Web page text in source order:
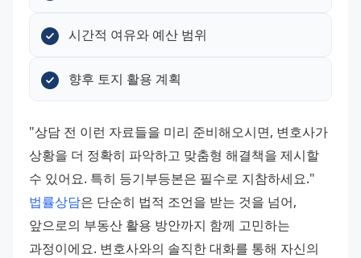
시간적 여유와 예산 범위
향후 토지 활용 계획
"상담 전 이런 자료들을 미리 준비해오시면, 변호사가
상황을 더 정확히 파악하고 맞춤형 해결책을 제시할
수 있어요. 특히 등기부등본은 필수로 지참하세요."
법률상담은 단순히 법적 조언을 받는 것을 넘어,
앞으로의 부동산 활용 방안까지 함께 고민하는
과정이에요. 변호사와의 솔직한 대화를 통해 자신의